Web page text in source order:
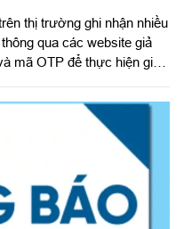
thị trường ghi nhận nhiều
qua các website giả
mã OTP để thực hiện giao
nghiệp, thương hiệu uy
tin với khách hàng.